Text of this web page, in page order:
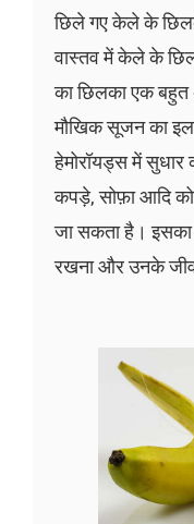
छिले गए केले के
वास्तव में केले के
का छिलका एक
मौखिक सूजन का
हेमोरॉयड्स में
कपड़े, सोफ़ा आदि
जा सकता है। इसका
रखना और उनके